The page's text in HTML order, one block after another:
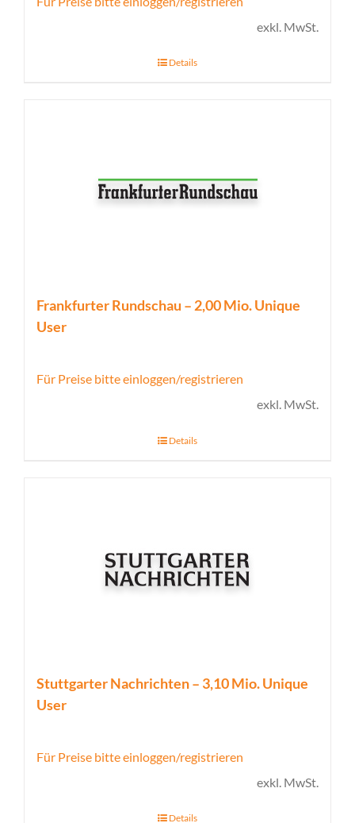
exkl. MwSt.
Details
Frankfurter Rundschau – 2,00 Mio. Unique
User
Für Preise bitte einloggen/registrieren
exkl. MwSt.
Details
Stuttgarter Nachrichten – 3,10 Mio. Unique
User
Für Preise bitte einloggen/registrieren
exkl. MwSt.
Details